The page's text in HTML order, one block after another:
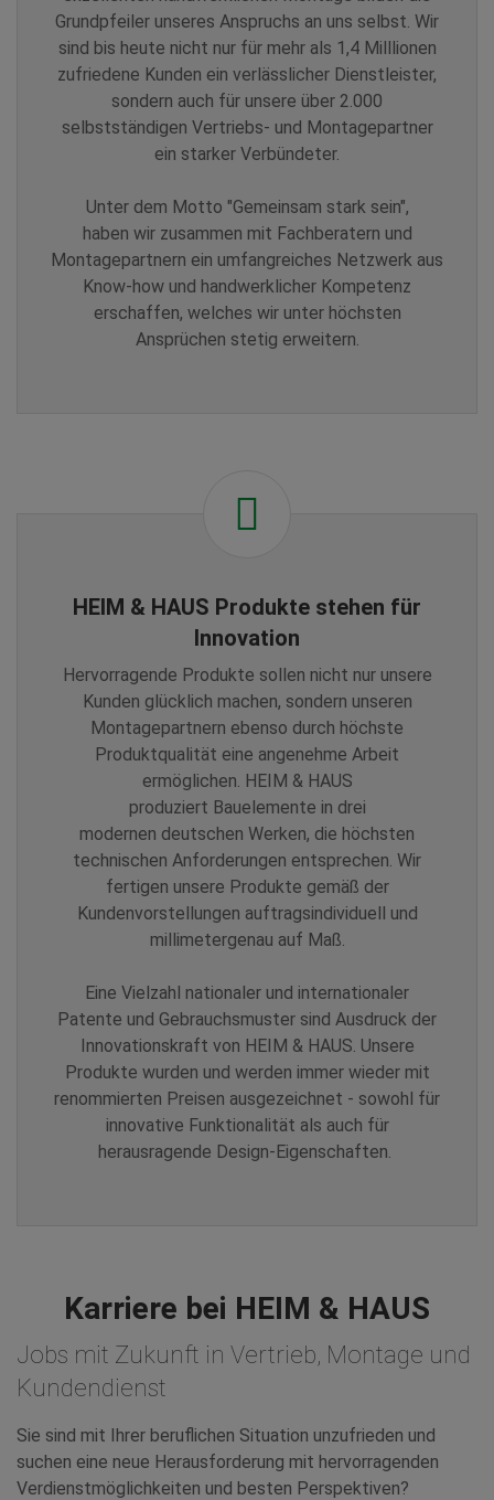
Grundpfeiler unseres Anspruchs an uns selbst. Wir
sind bis heute nicht nur für mehr als 1,4 Milllionen
zufriedene Kunden ein verlässlicher Dienstleister,
sondern auch für unsere über 2.000
selbstständigen Vertriebs- und Montagepartner
ein starker Verbündeter.
Unter dem Motto "Gemeinsam stark sein",
haben wir zusammen mit Fachberatern und
Montagepartnern ein umfangreiches Netzwerk aus
Know-how und handwerklicher Kompetenz
erschaffen, welches wir unter höchsten
Ansprüchen stetig erweitern.
HEIM & HAUS Produkte stehen für
Innovation
Hervorragende Produkte sollen nicht nur unsere
Kunden glücklich machen, sondern unseren
Montagepartnern ebenso durch höchste
Produktqualität eine angenehme Arbeit
ermöglichen. HEIM & HAUS
produziert Bauelemente in drei
modernen deutschen Werken, die höchsten
technischen Anforderungen entsprechen. Wir
fertigen unsere Produkte gemäß der
Kundenvorstellungen auftragsindividuell und
millimetergenau auf Maß.
Eine Vielzahl nationaler und internationaler
Patente und Gebrauchsmuster sind Ausdruck der
Innovationskraft von HEIM & HAUS. Unsere
Produkte wurden und werden immer wieder mit
renommierten Preisen ausgezeichnet - sowohl für
innovative Funktionalität als auch für
herausragende Design-Eigenschaften.
Karriere bei HEIM & HAUS
Jobs mit Zukunft in Vertrieb, Montage und
Kundendienst
Sie sind mit Ihrer beruflichen Situation unzufrieden und
suchen eine neue Herausforderung mit hervorragenden
Verdienstmöglichkeiten und besten Perspektiven?